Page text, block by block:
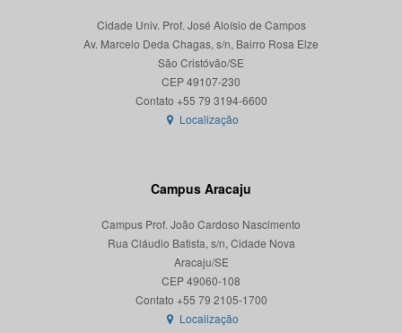
Cidade Univ. Prof. José Aloísio de Campos
Av. Marcelo Deda Chagas, s/n, Bairro Rosa Elze
São Cristóvão/SE
CEP 49107-230
Localização
Campus Aracaju
Campus Prof. João Cardoso Nascimento
Rua Cláudio Batista, s/n, Cidade Nova
Aracaju/SE
CEP 49060-108
Localização